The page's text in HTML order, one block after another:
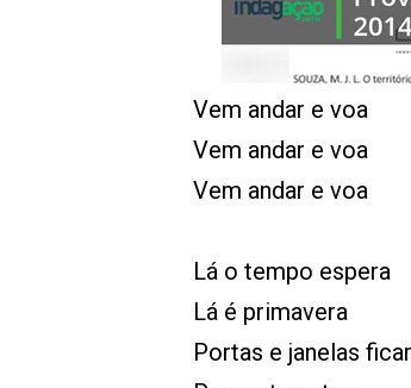
Vem andar e voa
Vem andar e voa
Vem andar e voa
Lá o tempo espera
Lá é primavera
Portas e janelas